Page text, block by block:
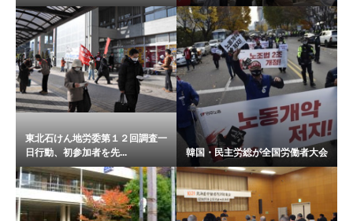
東北石けん地労委第１２回調査一
日行動、初参加者を先...
韓国・民主労総が全国労働者大会